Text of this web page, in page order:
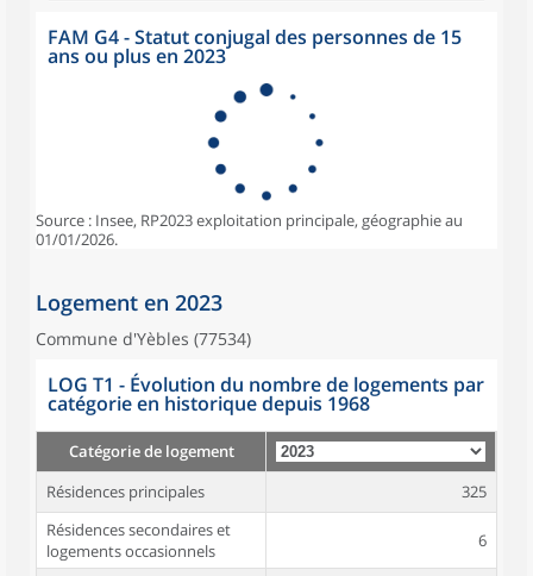
FAM G4 - Statut conjugal des personnes de 15
ans ou plus en 2023
Source : Insee, RP2023 exploitation principale, géographie au
01/01/2026.
Logement en 2023
Commune d'Yèbles (77534)
LOG T1 - Évolution du nombre de logements par
catégorie en historique depuis 1968
Catégorie de logement
Résidences principales
325
Résidences secondaires et
logements occasionnels
6